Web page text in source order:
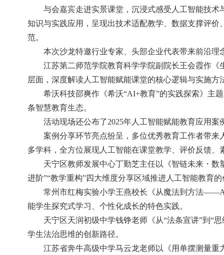
与会嘉宾走进实景课堂，沉浸式感受人工智能技
知识与实践应用，呈现出技术适配教学、数据支撑评
范。
本次沙龙特邀行业专家、头部企业代表带来前沿
江苏第二师范学院教育科学学院副院长王会霞作
层面，深度解读人工智能赋能课堂的核心逻辑与实施
希沃科技邵爽作《希沃“AI+教育”的实践探索》主
条智慧教育生态。
活动现场还公布了2025年人工智能赋能教育应用
案例分享环节亮点纷呈，多位优秀教育工作者带
多学科，全方位展现人工智能在课堂教学、评价反馈
天宁区教师发展中心丁勤芝主任以《智链未来・
进阶”“教学重构”四大维度分享区域推进人工智能教育
常州市红梅实验小学王燕校长《从魔法到方法
能学生探究式学习、个性化成长的特色实践。
天宁区天润初级中学钱铮老师《从“法条宣讲”到“
学生法治思维的创新路径。
江苏省奔牛高级中学马云龙老师以《用单摆测量